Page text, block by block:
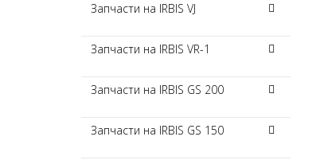
Запчасти на IRBIS VJ
Запчасти на IRBIS VR-1
Запчасти на IRBIS GS 200
Запчасти на IRBIS GS 150